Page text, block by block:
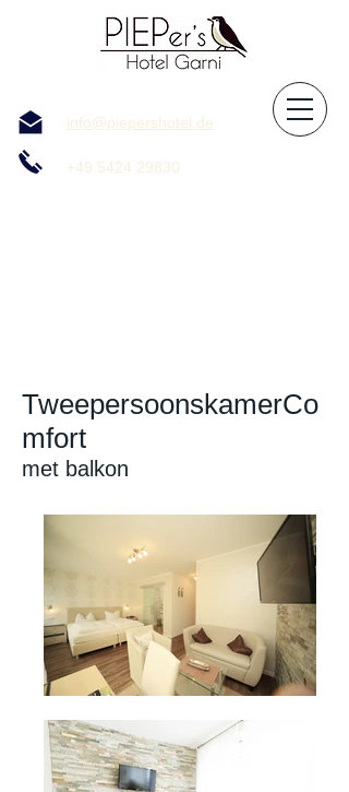
info@piepershotel.de
+49 5424 29830
TweepersoonskamerCo
mfort
met balkon